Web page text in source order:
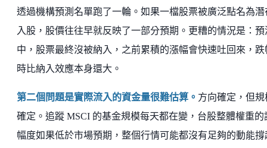
透過機構預測名單跑了一輪。如果一檔股票被廣泛點名為潛
入股，股價往往早就反映了一部分預期。更糟的情況是：預
中，股票最終沒被納入，之前累積的漲幅會快速吐回來，跌
時比納入效應本身還大。
第二個問題是實際流入的資金量很難估算。 方向確定，但規
確定。追蹤 MSCI 的基金規模每天都在變，台股整體權重的
幅度如果低於市場預期，整個行情可能都沒有足夠的動能撐